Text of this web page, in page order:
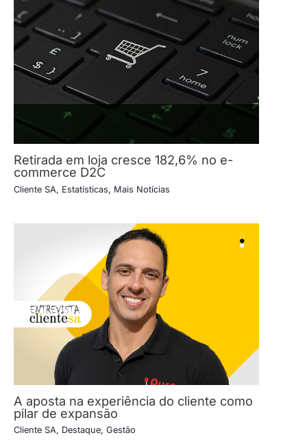
Retirada em loja cresce 182,6% no e-
commerce D2C
Cliente SA, Estatísticas, Mais Notícias
A aposta na experiência do cliente como
pilar de expansão
Cliente SA, Destaque, Gestão